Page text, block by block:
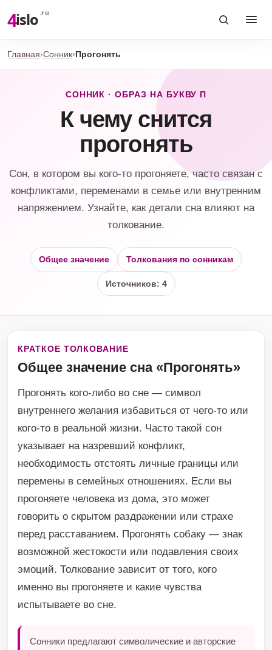
4islo .ru
Главная Сонник Прогонять
СОННИК · ОБРАЗ НА БУКВУ П
К чему снится
прогонять
Сон, в котором вы кого-то прогоняете, часто связан с
конфликтами, переменами в семье или внутренним
напряжением. Узнайте, как детали сна влияют на
толкование.
Общее значение Толкования по сонникам
Источников: 4
КРАТКОЕ ТОЛКОВАНИЕ
Общее значение сна «Прогонять»
Прогонять кого-либо во сне — символ
внутреннего желания избавиться от чего-то или
кого-то в реальной жизни. Часто такой сон
указывает на назревший конфликт,
необходимость отстоять личные границы или
перемены в семейных отношениях. Если вы
прогоняете человека из дома, это может
говорить о скрытом раздражении или страхе
перед расставанием. Прогонять собаку — знак
возможной жестокости или подавления своих
эмоций. Толкование зависит от того, кого
именно вы прогоняете и какие чувства
испытываете во сне.
Сонники предлагают символические и авторские